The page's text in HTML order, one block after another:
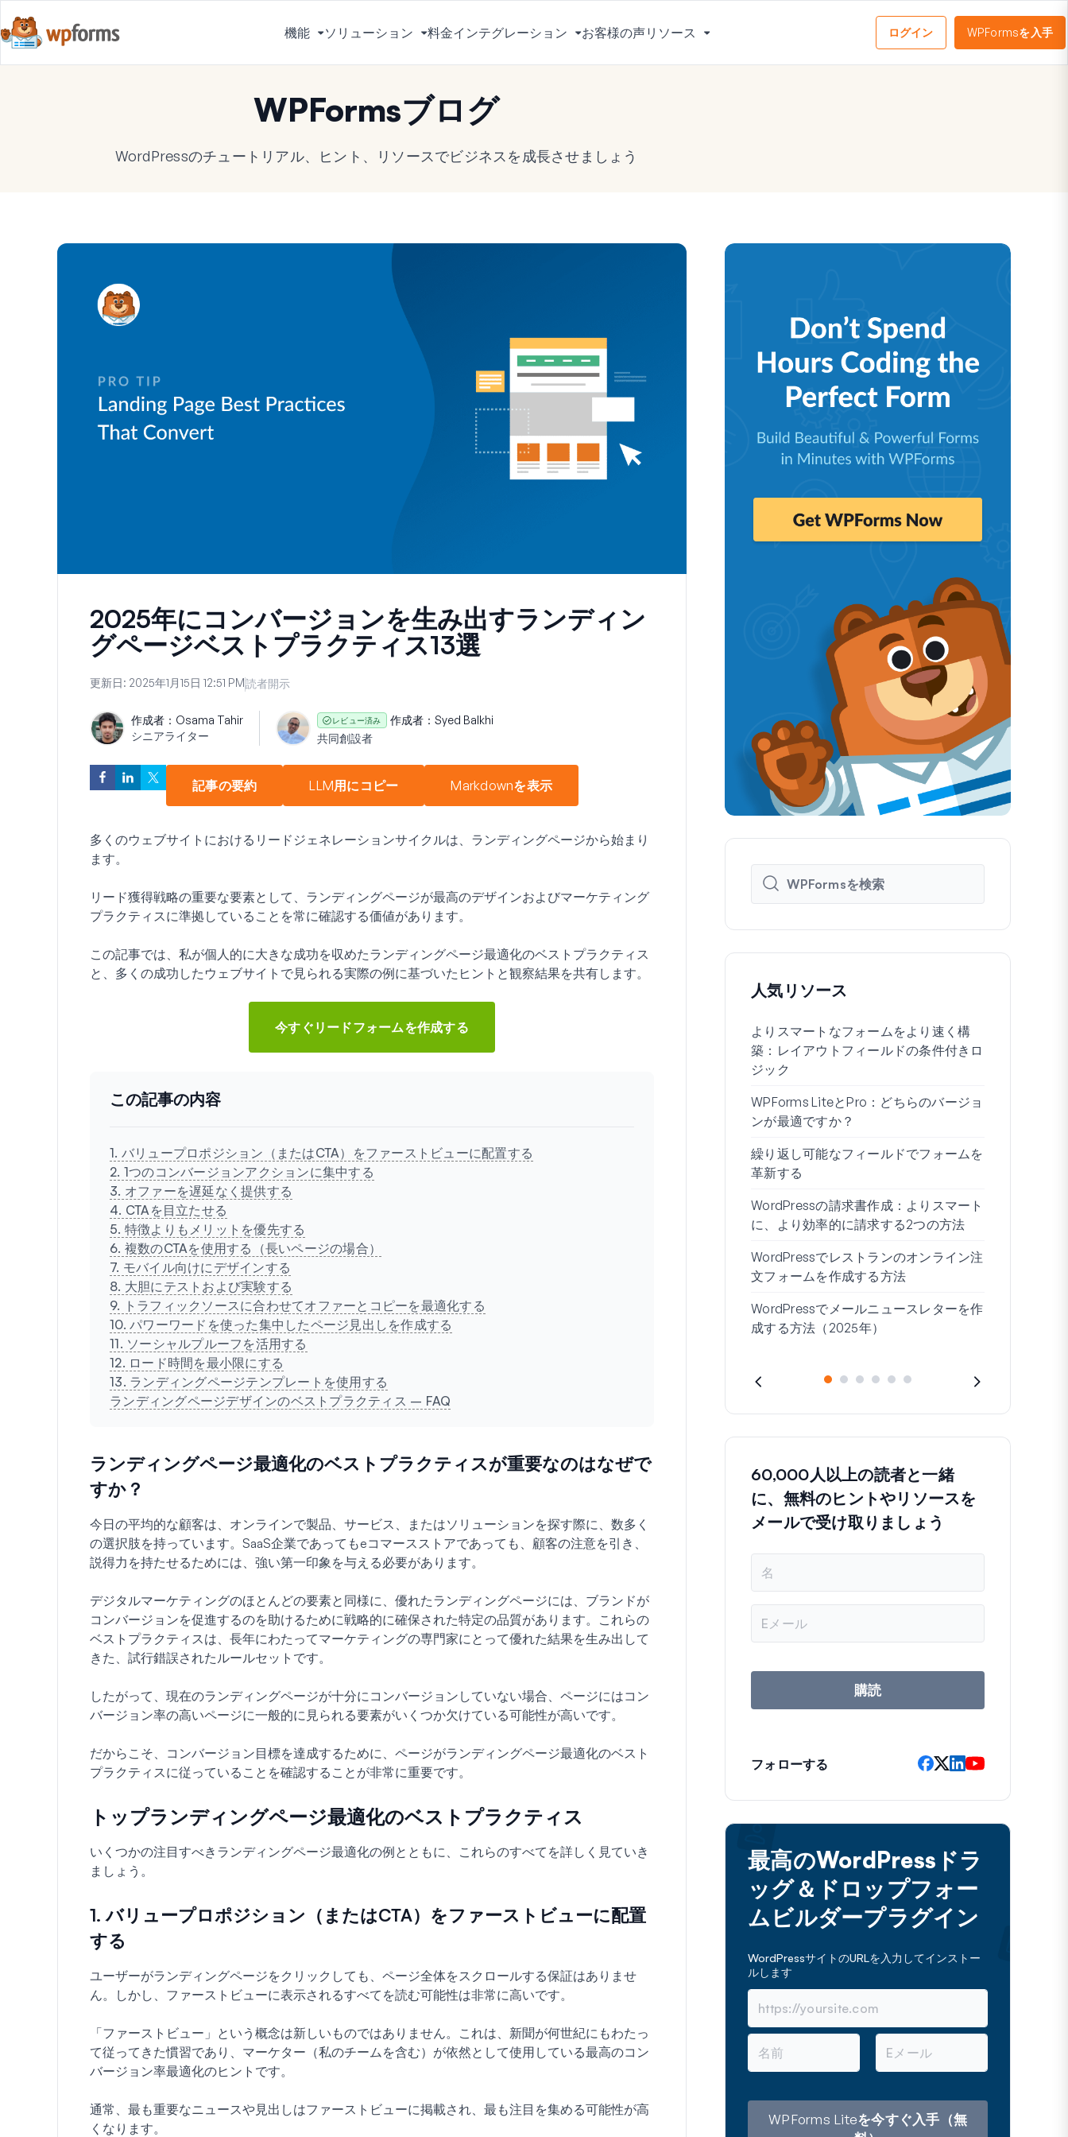
機能
メ
ニ
ー
を
り
ソリューション
メ
ニ
ー
を
り
料金インテグレーション
メ
ニ
り
お客様の声リソース
ニ
ログイン WPFormsを入手
WPFormsブログ
WordPressのチュートリアル、ヒント、リソースでビジネスを成長させましょう
2025年にコンバージョンを生み出すランディン
グページベストプラクティス13選
更新日: 2025年1月15日 12:51 PM読者開示
作成者： Osama Tahir
シニアライター
レビュー済み 作成者： Syed Balkhi
共同創設者
記事の要約 LLM用にコピー Markdownを表示
多くのウェブサイトにおけるリードジェネレーションサイクルは、ランディングページから始まり
ます。
リード獲得戦略の重要な要素として、ランディングページが最高のデザインおよびマーケティング
プラクティスに準拠していることを常に確認する価値があります。
この記事では、私が個人的に大きな成功を収めたランディングページ最適化のベストプラクティス
と、多くの成功したウェブサイトで見られる実際の例に基づいたヒントと観察結果を共有します。
今すぐリードフォームを作成する
この記事の内容
1. バリュープロポジション（またはCTA）をファーストビューに配置する
2. 1つのコンバージョンアクションに集中する
3. オファーを遅延なく提供する
4. CTAを目立たせる
5. 特徴よりもメリットを優先する
6. 複数のCTAを使用する（長いページの場合）
7. モバイル向けにデザインする
8. 大胆にテストおよび実験する
9. トラフィックソースに合わせてオファーとコピーを最適化する
10. パワーワードを使った集中したページ見出しを作成する
11. ソーシャルプルーフを活用する
12. ロード時間を最小限にする
13. ランディングページテンプレートを使用する
ランディングページデザインのベストプラクティス – FAQ
ランディングページ最適化のベストプラクティスが重要なのはなぜで
すか？
今日の平均的な顧客は、オンラインで製品、サービス、またはソリューションを探す際に、数多く
の選択肢を持っています。SaaS企業であってもeコマースストアであっても、顧客の注意を引き、
説得力を持たせるためには、強い第一印象を与える必要があります。
デジタルマーケティングのほとんどの要素と同様に、優れたランディングページには、ブランドが
コンバージョンを促進するのを助けるために戦略的に確保された特定の品質があります。これらの
ベストプラクティスは、長年にわたってマーケティングの専門家にとって優れた結果を生み出して
きた、試行錯誤されたルールセットです。
したがって、現在のランディングページが十分にコンバージョンしていない場合、ページにはコン
バージョン率の高いページに一般的に見られる要素がいくつか欠けている可能性が高いです。
だからこそ、コンバージョン目標を達成するために、ページがランディングページ最適化のベスト
プラクティスに従っていることを確認することが非常に重要です。
トップランディングページ最適化のベストプラクティス
いくつかの注目すべきランディングページ最適化の例とともに、これらのすべてを詳しく見ていき
ましょう。
1. バリュープロポジション（またはCTA）をファーストビューに配置
する
ユーザーがランディングページをクリックしても、ページ全体をスクロールする保証はありませ
ん。しかし、ファーストビューに表示されるすべてを読む可能性は非常に高いです。
「ファーストビュー」という概念は新しいものではありません。これは、新聞が何世紀にもわたっ
て従ってきた慣習であり、マーケター（私のチームを含む）が依然として使用している最高のコン
バージョン率最適化のヒントです。
通常、最も重要なニュースや見出しはファーストビューに掲載され、最も注目を集める可能性が高
くなります。
人気リソース
よりスマートなフォームをより速く構
築：レイアウトフィールドの条件付きロ
ジック
WPForms LiteとPro：どちらのバージョ
ンが最適ですか？
繰り返し可能なフィールドでフォームを
革新する
WordPressの請求書作成：よりスマート
に、より効率的に請求する2つの方法
WordPressでレストランのオンライン注
文フォームを作成する方法
WordPressでメールニュースレターを作
成する方法（2025年）
60,000人以上の読者と一緒
に、無料のヒントやリソースを
メールで受け取りましょう
ル
ド
購読
フォローする
最高のWordPressドラ
ッグ＆ドロップフォー
ムビルダープラグイン
WordPressサイトのURLを入力してインストー
ルします
名
メ
ル
レ
ス
WPForms Liteを今すぐ入手（無